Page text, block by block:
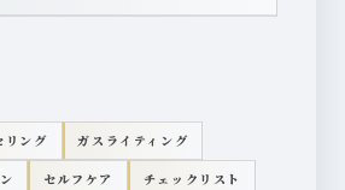
リング ガスライティング
セルフケア チェックリスト